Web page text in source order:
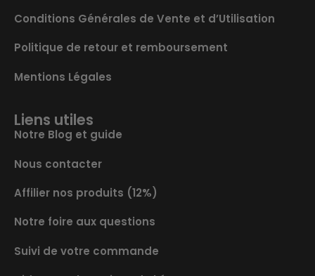
Conditions Générales de Vente et d’Utilisation
Politique de retour et remboursement
Mentions Légales
Liens utiles
Notre Blog et guide
Nous contacter
Affilier nos produits (12%)
Notre foire aux questions
Suivi de votre commande